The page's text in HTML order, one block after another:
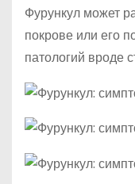
Фурункул может
покрове или его
патологий вроде